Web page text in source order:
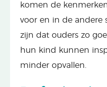
komen de
voor en in de andere
zijn dat ouders zo
hun kind kunnen
minder opvallen.